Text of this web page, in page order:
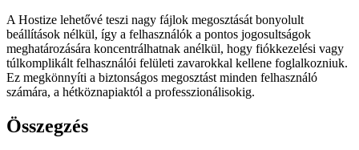
A Hostize lehetővé teszi nagy fájlok megosztását bonyolult
beállítások nélkül, így a felhasználók a pontos jogosultságok
meghatározására koncentrálhatnak anélkül, hogy fiókkezelési vagy
túlkomplikált felhasználói felületi zavarokkal kellene foglalkozniuk.
Ez megkönnyíti a biztonságos megosztást minden felhasználó
számára, a hétköznapiaktól a professzionálisokig.
Összegzés